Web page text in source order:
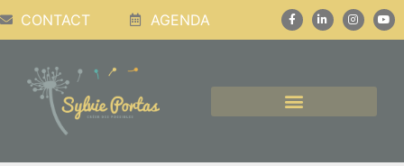
CONTACT AGENDA